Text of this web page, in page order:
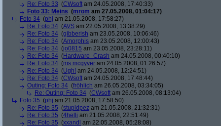
Re: Foto 33 (CWsoft am 24.05.2008, 17:40:33)
Foto 33: Meins (mrom am 27.05.2008, 01:04:17)
Foto 34 (phj am 21.05.2008, 17:58:27)
Re: Foto 34 (AVS am 22.05.2008, 13:38:29)
Re: Foto 34 (gibberish am 23.05.2008, 10:06:46)
Re: Foto 34 (Amorphis am 23.05.2008, 12:00:43)
Re: Foto 34 (jo0815 am 23.05.2008, 23:28:11)
Re: Foto 34 (Hardware_Crash am 24.05.2008, 00:40:10)
Re: Foto 34 (ms mcgyver am 24.05.2008, 01:26:57)
Re: Foto 34 (Ugh! am 24.05.2008, 12:24:51)
Re: Foto 34 (CWsoft am 24.05.2008, 17:48:44)
Outing: Foto 34 (fröhlich am 26.05.2008, 03:34:05)
Re: Outing: Foto 34 (CWsoft am 26.05.2008, 08:13:04)
Foto 35 (phj am 21.05.2008, 17:58:50)
Re: Foto 35 (stupidpez am 21.05.2008, 21:32:31)
Re: Foto 35 (4helli am 21.05.2008, 22:51:49)
Re: Foto 35 (xxandl am 22.05.2008, 05:28:08)